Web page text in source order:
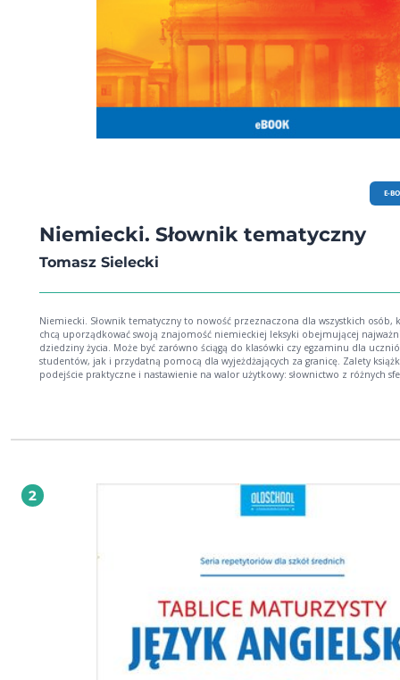
E-
Niemiecki. Słownik tematyczny
Tomasz Sielecki
Niemiecki. Słownik tematyczny to nowość przeznaczona dla wszystkich osób,
chcą uporządkować swoją znajomość niemieckiej leksyki obejmującej
dziedziny życia. Może być zarówno ściągą do klasówki czy egzaminu dla uczniów i
studentów, jak i przydatną pomocą dla wyjeżdżających za granicę. Zalety książki:
podejście praktyczne i nastawienie na walor użytkowy: słownictwo z różnych
2